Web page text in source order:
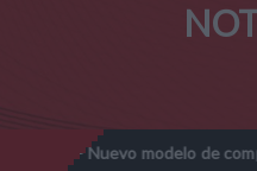
modelo de competición -